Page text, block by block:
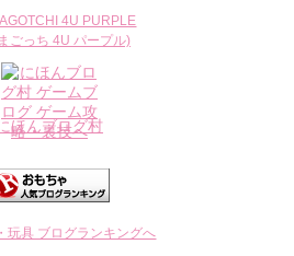
4U PURPLE
ごっち 4U パープル)
ほんブログ村
玩具 ブログランキングへ